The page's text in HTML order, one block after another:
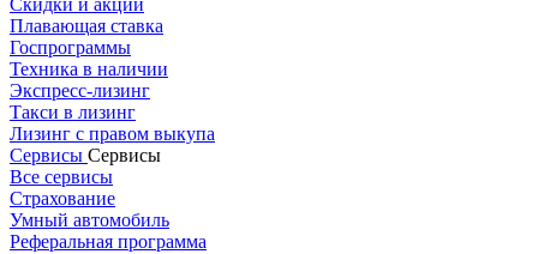
Скидки и акции
Плавающая ставка
Госпрограммы
Техника в наличии
Экспресс-лизинг
Такси в лизинг
Лизинг с правом выкупа
Сервисы Сервисы
Все сервисы
Страхование
Умный автомобиль
Реферальная программа